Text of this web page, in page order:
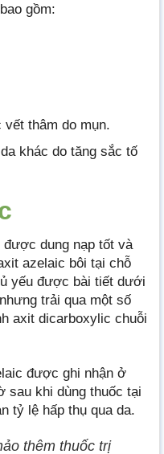
gồm:
vết thâm do mụn.
khác do tăng sắc tố
dung nạp tốt và
azelaic bôi tại chỗ
yếu được bài tiết dưới
trải qua một số
axit dicarboxylic chuỗi
được ghi nhận ở
sau khi dùng thuốc tại
tỷ lệ hấp thụ qua da.
thêm thuốc trị